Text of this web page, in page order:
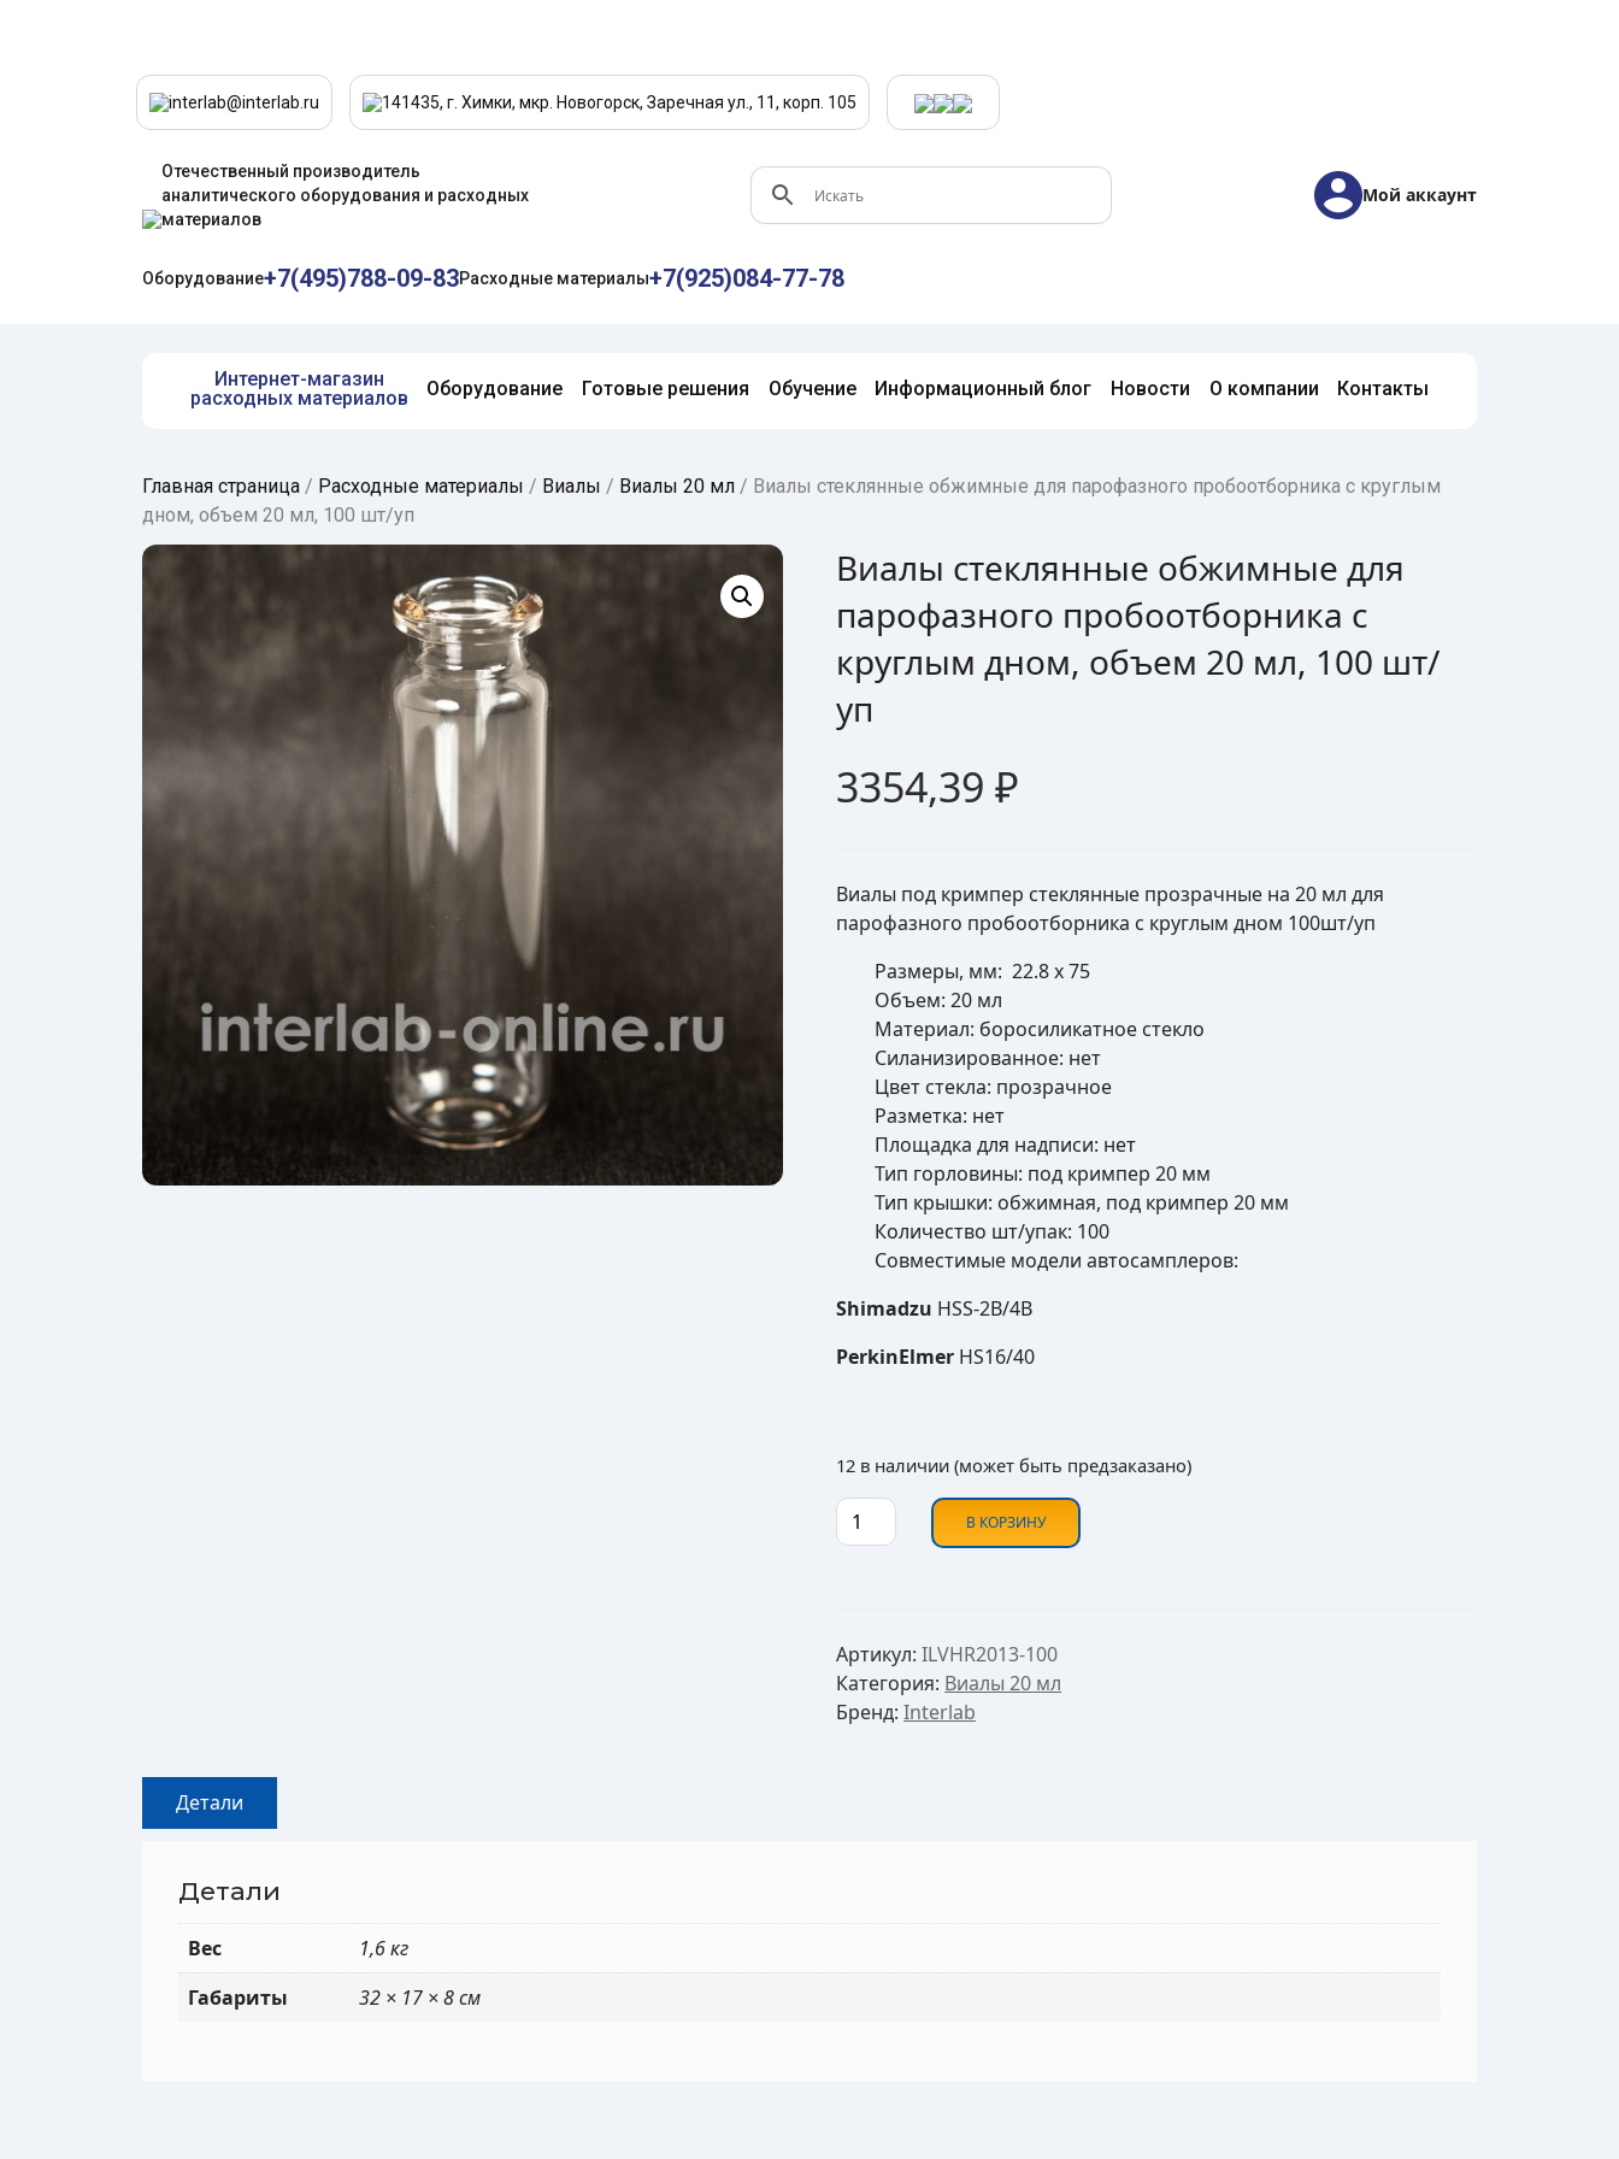
interlab@interlab.ru 141435, г. Химки, мкр. Новогорск, Заречная ул., 11, корп. 105
Отечественный производитель
аналитического оборудования и расходных
материалов
Мой аккаунт
Оборудование+7(495)788-09-83Расходные материалы+7(925)084-77-78
Интернет-магазин
расходных материалов
Оборудование Готовые решения Обучение Информационный блог Новости О компании Контакты
Главная страница / Расходные материалы / Виалы / Виалы 20 мл / Виалы стеклянные обжимные для парофазного пробоотборника с круглым
дном, объем 20 мл, 100 шт/уп
Виалы стеклянные обжимные для
парофазного пробоотборника с
круглым дном, объем 20 мл, 100 шт/
уп
3354,39₽
Виалы под кримпер стеклянные прозрачные на 20 мл для
парофазного пробоотборника с круглым дном 100шт/уп
Размеры, мм: 22.8 x 75
Объем: 20 мл
Материал: боросиликатное стекло
Силанизированное: нет
Цвет стекла: прозрачное
Разметка: нет
Площадка для надписи: нет
Тип горловины: под кримпер 20 мм
Тип крышки: обжимная, под кримпер 20 мм
Количество шт/упак: 100
Совместимые модели автосамплеров:
Shimadzu HSS-2B/4B
PerkinElmer HS16/40
12 в наличии (может быть предзаказано)
Количество товара Виалы стеклянные обжимные для парофазного
В КОРЗИНУ
Артикул:ILVHR2013-100
Категория: Виалы 20 мл
Бренд:Interlab
Детали
Детали
Вес
1,6 кг
Габариты
32 × 17 × 8 см